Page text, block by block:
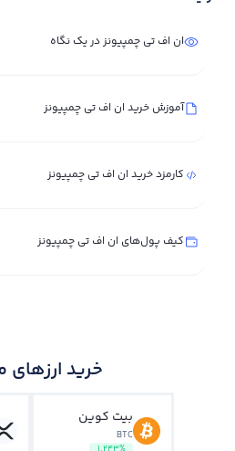
ان اف تی چمپیونز در یک نگاه
آموزش خرید ان اف تی چمپیونز
کارمزد خرید ان اف تی چمپیونز
کیف پول‌های ان اف تی چمپیونز
خرید ارزهای
بیت کوین
BTC